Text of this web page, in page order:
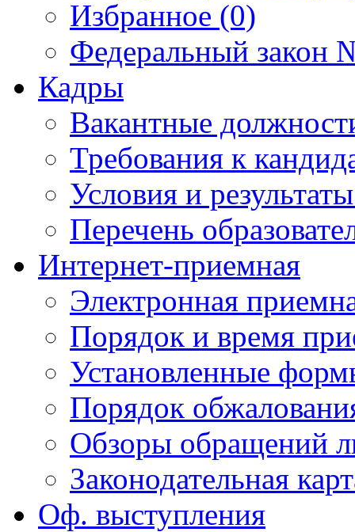
Избранное (0)
Федеральный закон
Кадры
Вакантные
Требования к
Условия и
Перечень
Интернет-приемная
Электронная
Порядок и время
Установленные
Порядок
Обзоры обращений
Законодательная
Оф. выступления